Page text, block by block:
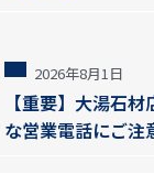
2026年8月1日
【重要】大湯石
な営業電話にご注